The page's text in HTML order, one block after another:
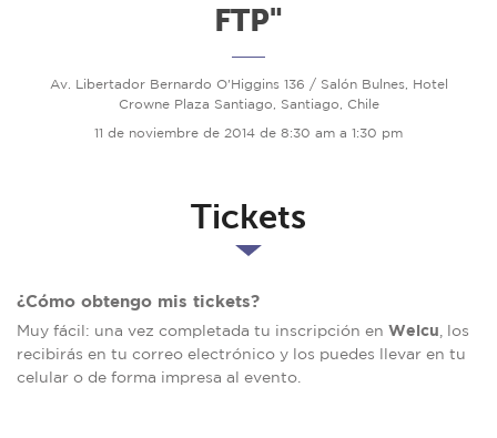
FTP"
Av. Libertador Bernardo O'Higgins 136 / Salón Bulnes, Hotel
Crowne Plaza Santiago, Santiago, Chile
11 de noviembre de 2014 de 8:30 am a 1:30 pm
Tickets
¿Cómo obtengo mis tickets?
Muy fácil: una vez completada tu inscripción en Welcu , los
recibirás en tu correo electrónico y los puedes llevar en tu
celular o de forma impresa al evento.